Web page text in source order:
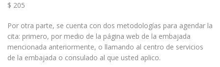
$ 205
Por otra parte, se cuenta con dos metodologías para agendar la
cita: primero, por medio de la página web de la embajada
mencionada anteriormente, o llamando al centro de servicios
de la embajada o consulado al que usted aplico.